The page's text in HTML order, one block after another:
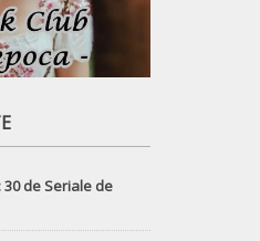
de Seriale de